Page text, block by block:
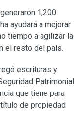
1,200
ayudará a mejorar
tiempo a agilizar la
el resto del país.
escrituras y
Patrimonial
que tiene para
de propiedad